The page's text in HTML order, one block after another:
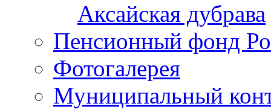
Аксайская дубрава
Пенсионный фонд
Фотогалерея
Муниципальный